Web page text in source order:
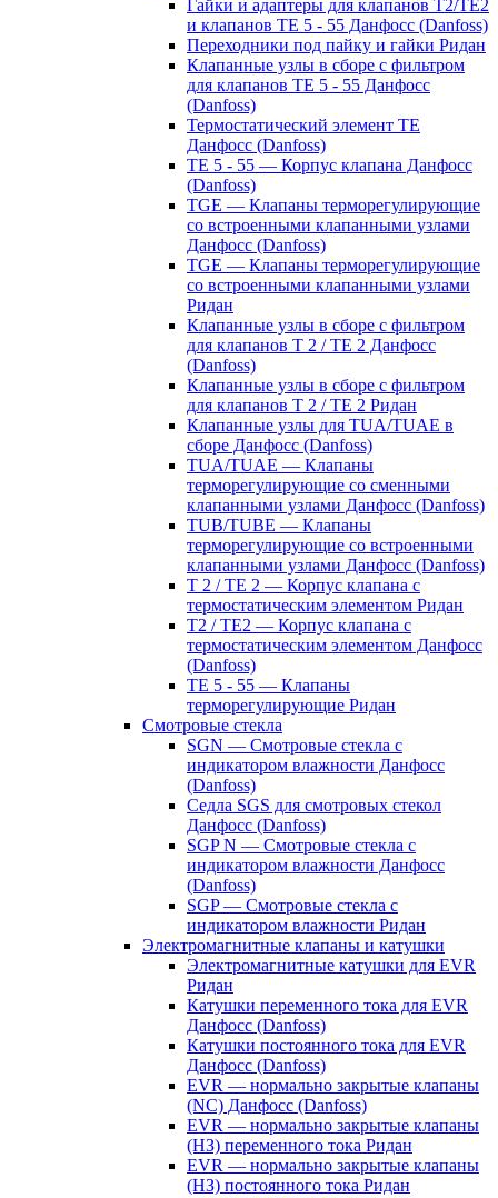
Гайки и адаптеры для клапанов T2/TE2
и клапанов TE 5 - 55 Данфосс (Danfoss)
Переходники под пайку и гайки Ридан
Клапанные узлы в сборе с фильтром
для клапанов TE 5 - 55 Данфосс
(Danfoss)
Термостатический элемент TE
Данфосс (Danfoss)
TE 5 - 55 — Корпус клапана Данфосс
(Danfoss)
TGE — Клапаны терморегулирующие
со встроенными клапанными узлами
Данфосс (Danfoss)
TGE — Клапаны терморегулирующие
со встроенными клапанными узлами
Ридан
Клапанные узлы в сборе с фильтром
для клапанов T 2 / TE 2 Данфосс
(Danfoss)
Клапанные узлы в сборе с фильтром
для клапанов T 2 / TE 2 Ридан
Клапанные узлы для TUA/TUAE в
сборе Данфосс (Danfoss)
TUA/TUAE — Клапаны
терморегулирующие со сменными
клапанными узлами Данфосс (Danfoss)
TUB/TUBE — Клапаны
терморегулирующие со встроенными
клапанными узлами Данфосс (Danfoss)
T 2 / TE 2 — Корпус клапана с
термостатическим элементом Ридан
T2 / TE2 — Корпус клапана с
термостатическим элементом Данфосс
(Danfoss)
TE 5 - 55 — Клапаны
терморегулирующие Ридан
Смотровые стекла
SGN — Смотровые стекла с
индикатором влажности Данфосс
(Danfoss)
Седла SGS для смотровых стекол
Данфосс (Danfoss)
SGP N — Смотровые стекла с
индикатором влажности Данфосс
(Danfoss)
SGP — Смотровые стекла с
индикатором влажности Ридан
Электромагнитные клапаны и катушки
Электромагнитные катушки для EVR
Ридан
Катушки переменного тока для EVR
Данфосс (Danfoss)
Катушки постоянного тока для EVR
Данфосс (Danfoss)
EVR — нормально закрытые клапаны
(NC) Данфосс (Danfoss)
EVR — нормально закрытые клапаны
(НЗ) переменного тока Ридан
EVR — нормально закрытые клапаны
(НЗ) постоянного тока Ридан